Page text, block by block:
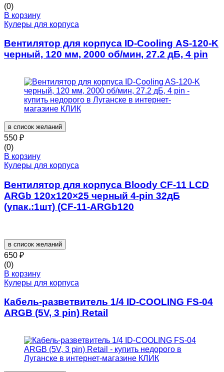
(0)
В корзину
Кулеры для корпуса
Вентилятор для корпуса ID-Cooling AS-120-K
черный, 120 мм, 2000 об/мин, 27.2 дБ, 4 pin
в список желаний
550 ₽
(0)
В корзину
Кулеры для корпуса
Вентилятор для корпуса Bloody CF-11 LCD
ARGb 120х120×25 черный 4-pin 32дБ
(упак.:1шт) (CF-11-ARGb120
в список желаний
650 ₽
(0)
В корзину
Кулеры для корпуса
Кабель-разветвитель 1/4 ID-COOLING FS-04
ARGB (5V, 3 pin) Retail